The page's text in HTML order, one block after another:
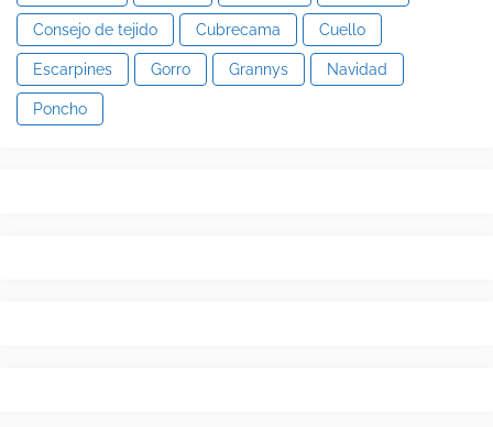
Consejo de tejido Cubrecama Cuello
Escarpines Gorro Grannys Navidad
Poncho